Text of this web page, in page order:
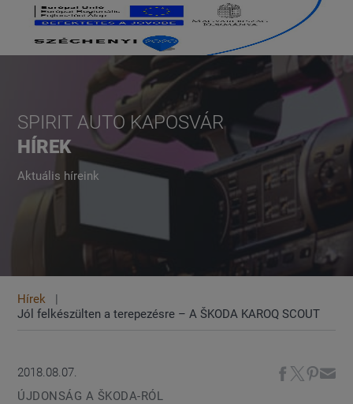
SPIRIT AUTO KAPOSVÁR
HÍREK
Aktuális híreink
Hírek
Jól felkészülten a terepezésre – A ŠKODA KAROQ SCOUT
2018.08.07.
ÚJDONSÁG A ŠKODA-RÓL